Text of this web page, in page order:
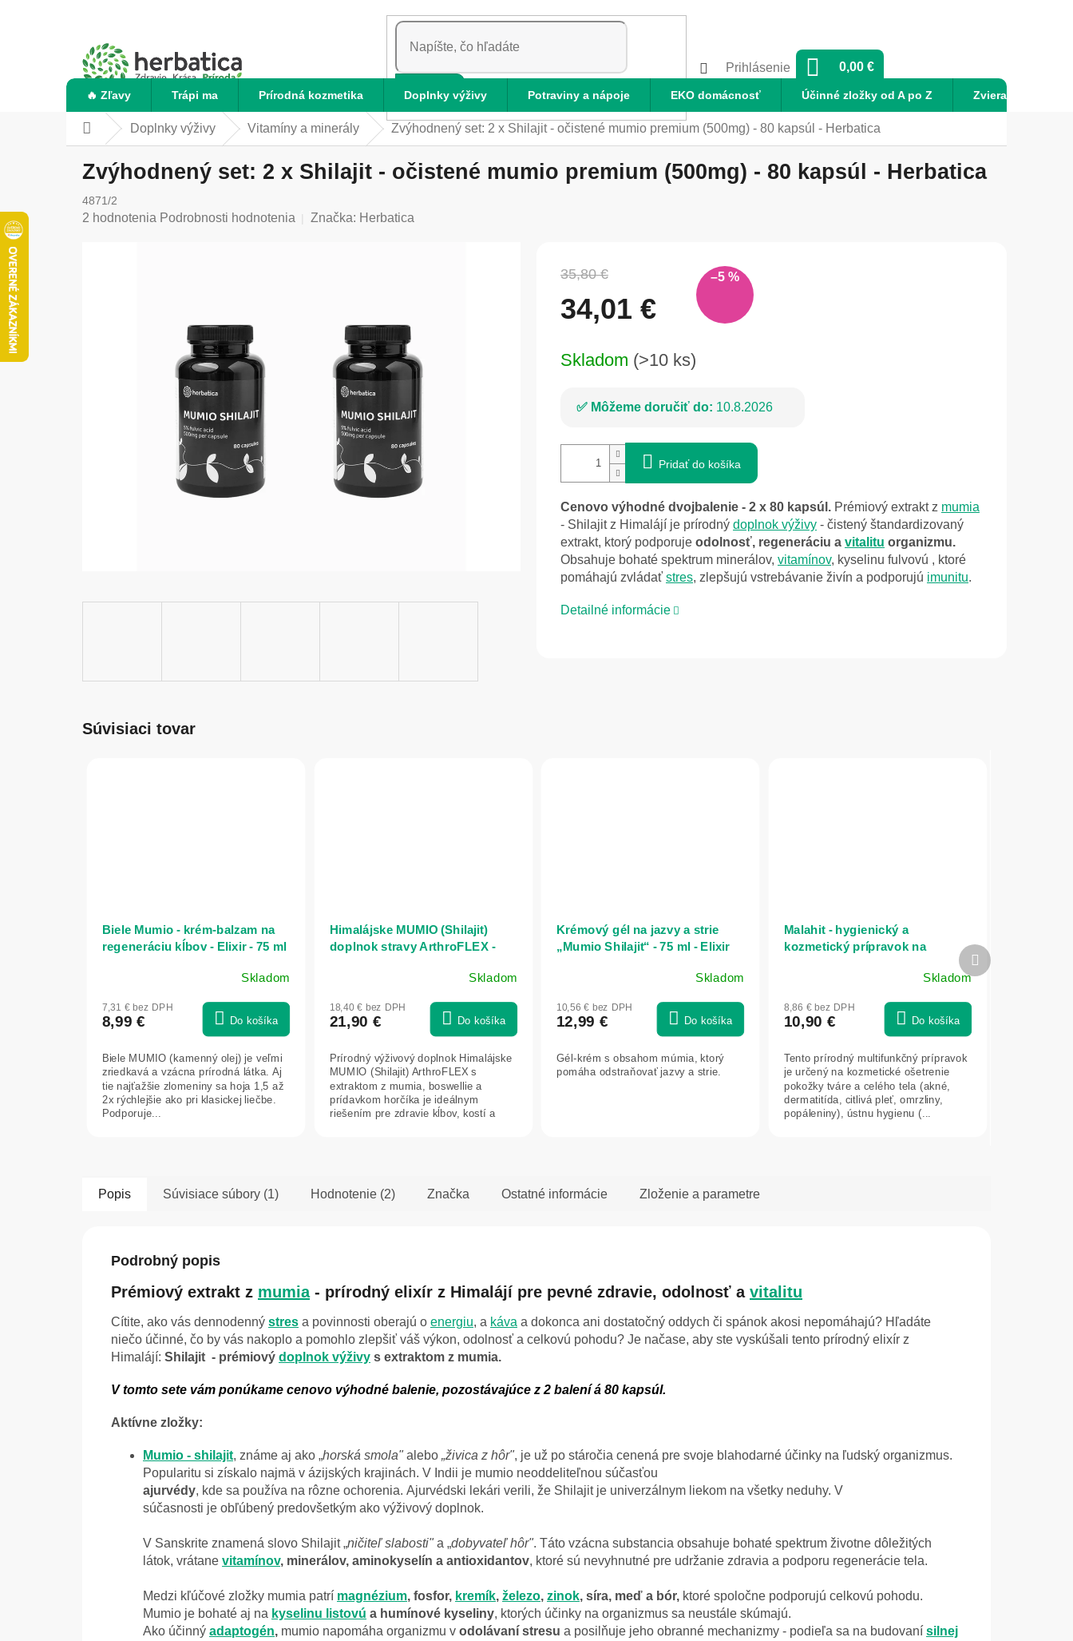
HĽADAŤ
Prihlásenie
NÁKUPNÝ
0,00 €
🔥 Zľavy Trápi ma Prírodná kozmetika Doplnky výživy Potraviny a nápoje EKO domácnosť Účinné zložky od A po Z Zvieratá
DomovDoplnky výživy Vitamíny a minerály Zvýhodnený set: 2 x Shilajit - očistené mumio premium (500mg) - 80 kapsúl - Herbatica
Zvýhodnený set: 2 x Shilajit - očistené mumio premium (500mg) - 80 kapsúl - Herbatica
4871/2
Priemerné
2 hodnotenia Podrobnosti hodnotenia Značka: Herbatica
35,80 € –5 %
34,01 €
cena:
Skladom (>10 ks)
Môžeme doručiť do: 10.8.2026
Pridať do košíka
Cenovo výhodné dvojbalenie - 2 x 80 kapsúl. Prémiový extrakt z mumia
- Shilajit z Himalájí je prírodný doplnok výživy - čistený štandardizovaný
extrakt, ktorý podporuje odolnosť, regeneráciu a vitalitu organizmu.
Obsahuje bohaté spektrum minerálov, vitamínov, kyselinu fulvovú , ktoré
pomáhajú zvládať stres, zlepšujú vstrebávanie živín a podporujú imunitu.
Detailné informácie
Súvisiaci tovar
Biele Mumio - krém-balzam na
regeneráciu kĺbov - Elixir - 75 ml
produktu
je
z
5
hviezdičiek.
Skladom
7,31 € bez DPH
8,99 € Do košíka
Biele MUMIO (kamenný olej) je veľmi
zriedkavá a vzácna prírodná látka. Aj
tie najťažšie zlomeniny sa hoja 1,5 až
2x rýchlejšie ako pri klasickej liečbe.
Podporuje...
Himalájske MUMIO (Shilajit)
doplnok stravy ArthroFLEX -
produktu
z
5
hviezdičiek.
Skladom
18,40 € bez DPH
21,90 € Do košíka
Prírodný výživový doplnok Himalájske
MUMIO (Shilajit) ArthroFLEX s
extraktom z mumia, boswellie a
prídavkom horčíka je ideálnym
riešením pre zdravie kĺbov, kostí a
Krémový gél na jazvy a strie
„Mumio Shilajit“ - 75 ml - Elixir
produktu
z
Skladom
10,56 € bez DPH
12,99 € Do košíka
Gél-krém s obsahom múmia, ktorý
pomáha odstraňovať jazvy a strie.
Malahit - hygienický a
kozmetický prípravok na
Skladom
8,86 € bez DPH
10,90 € Do košíka
Tento prírodný multifunkčný prípravok
je určený na kozmetické ošetrenie
pokožky tváre a celého tela (akné,
dermatitída, citlivá pleť, omrzliny,
popáleniny), ústnu hygienu (...
Ďalší
produkt
Popis Súvisiace súbory (1) Hodnotenie (2) Značka Ostatné informácie Zloženie a parametre
Podrobný popis
Prémiový extrakt z mumia- prírodný elixír z Himalájí pre pevné zdravie, odolnosť a vitalitu
Cítite, ako vás dennodenný stres a povinnosti oberajú o energiu, a káva a dokonca ani dostatočný oddych či spánok akosi nepomáhajú? Hľadáte
niečo účinné, čo by vás nakoplo a pomohlo zlepšiť váš výkon, odolnosť a celkovú pohodu? Je načase, aby ste vyskúšali tento prírodný elixír z
Himalájí: Shilajit - prémiový doplnok výživy s extraktom z mumia.
V tomto sete vám ponúkame cenovo výhodné balenie, pozostávajúce z 2 balení á 80 kapsúl.
Aktívne zložky:
Mumio - shilajit, známe aj ako „horská smola"alebo „živica z hôr", je už po stáročia cenená pre svoje blahodarné účinky na ľudský organizmus.
Popularitu si získalo najmä v ázijských krajinách. V Indii je mumio neoddeliteľnou súčasťou
ajurvédy, kde sa používa na rôzne ochorenia. Ajurvédski lekári verili, že Shilajit je univerzálnym liekom na všetky neduhy. V
súčasnosti je obľúbený predovšetkým ako výživový doplnok.
V Sanskrite znamená slovo Shilajit „ničiteľ slabosti"a „dobyvateľ hôr". Táto vzácna substancia obsahuje bohaté spektrum životne dôležitých
látok, vrátane vitamínov, minerálov, aminokyselín a antioxidantov, ktoré sú nevyhnutné pre udržanie zdravia a podporu regenerácie tela.
Medzi kľúčové zložky mumia patrí magnézium, fosfor, kremík, železo, zinok, síra, meď a bór, ktoré spoločne podporujú celkovú pohodu.
Mumio je bohaté aj na kyselinu listovú a humínové kyseliny, ktorých účinky na organizmus sa neustále skúmajú.
Ako účinný adaptogén, mumio napomáha organizmu v odolávaní stresu a posilňuje jeho obranné mechanizmy - podieľa sa na budovaní silnej